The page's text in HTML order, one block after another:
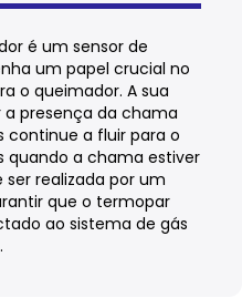
é um sensor de
um papel crucial no
o queimador. A sua
presença da chama
continue a fluir para o
quando a chama estiver
realizada por um
que o termopar
ao sistema de gás